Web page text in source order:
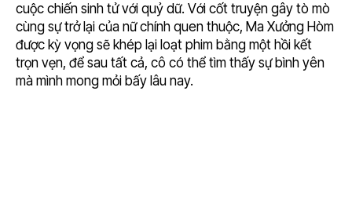
cuộc chiến sinh tử với quỷ dữ. Với cốt truyện gây tò mò
cùng sự trở lại của nữ chính quen thuộc, Ma Xưởng Hòm
được kỳ vọng sẽ khép lại loạt phim bằng một hồi kết
trọn vẹn, để sau tất cả, cô có thể tìm thấy sự bình yên
mà mình mong mỏi bấy lâu nay.